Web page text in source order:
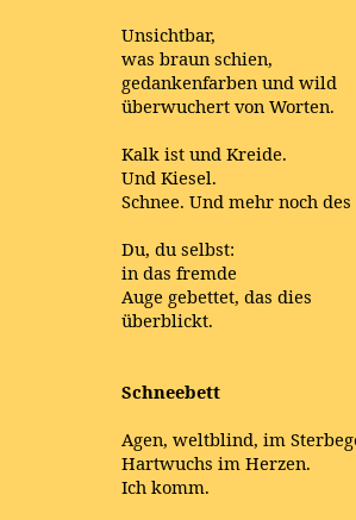
Unsichtbar,
was braun schien,
gedankenfarben und wild
überwuchert von Worten.
Kalk ist und Kreide.
Und Kiesel.
Schnee. Und mehr noch des
Du, du selbst:
in das fremde
Auge gebettet, das dies
überblickt.
Schneebett
Agen, weltblind, im
Hartwuchs im Herzen.
Ich komm.